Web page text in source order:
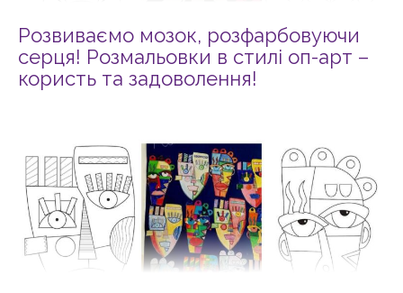
Розвиваємо мозок, розфарбовуючи
серця! Розмальовки в стилі оп-арт –
користь та задоволення!